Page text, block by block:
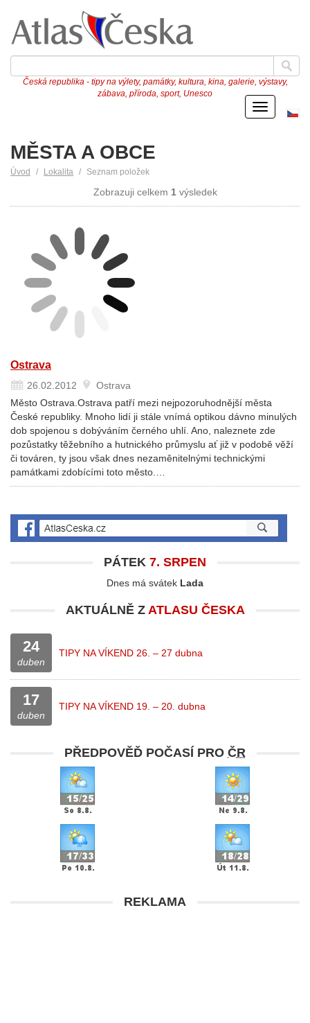
Česká republika - tipy na výlety, památky, kultura, kina, galerie, výstavy,
zábava, příroda, sport, Unesco
Menu
MĚSTA A OBCE
Úvod Lokalita Seznam položek
Zobrazuji celkem 1 výsledek
Ostrava
26.02.2012
Ostrava
Město Ostrava.Ostrava patří mezi nejpozoruhodnější města
České republiky. Mnoho lidí ji stále vnímá optikou dávno minulých
dob spojenou s dobýváním černého uhlí. Ano, naleznete zde
pozůstatky těžebního a hutnického průmyslu ať již v podobě věží
či továren, ty jsou však dnes nezaměnitelnými technickými
památkami zdobícími toto město.…
PÁTEK 7. SRPEN
Dnes má svátek Lada
AKTUÁLNĚ Z ATLASU ČESKA
24
duben
TIPY NA VÍKEND 26. – 27 dubna
17
duben
TIPY NA VÍKEND 19. – 20. dubna
PŘEDPOVĚĎ POČASÍ PRO ČR
REKLAMA